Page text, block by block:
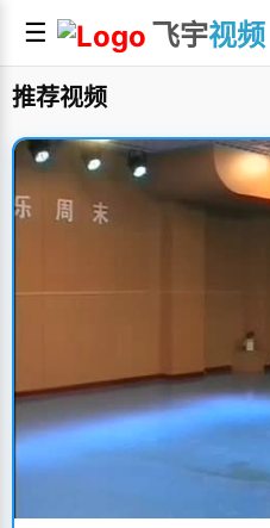
☰ 飞宇视频
推荐视频